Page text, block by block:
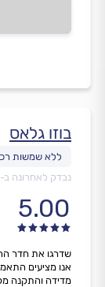
בוזו גלאס
נבדק לאחרונה ב-
5.00
שדרגו את חדר
אנו מציעים
מדידה והתקנה